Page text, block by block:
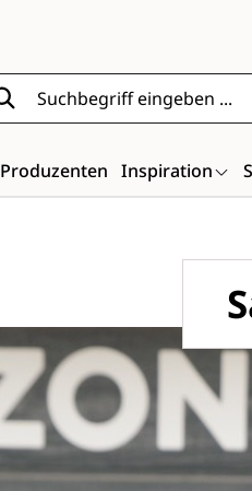
Produzenten Inspiration